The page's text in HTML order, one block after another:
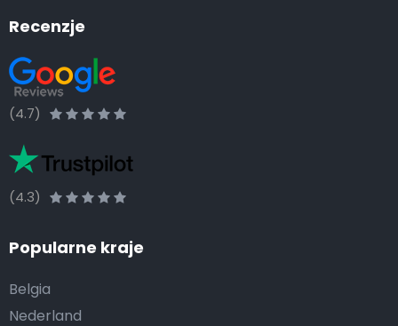
Recenzje
(4.7)
(4.3)
Popularne kraje
Belgia
Nederland